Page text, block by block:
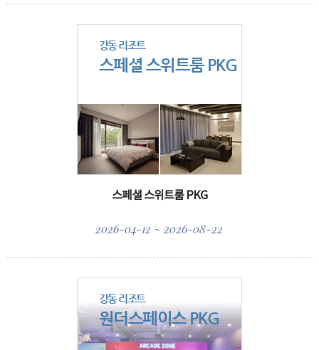
강동 리조트
스페셜 스위트룸 PKG
스페셜 스위트룸 PKG
2026-04-12 ~ 2026-08-22
강동 리조트
원더스페이스 PKG